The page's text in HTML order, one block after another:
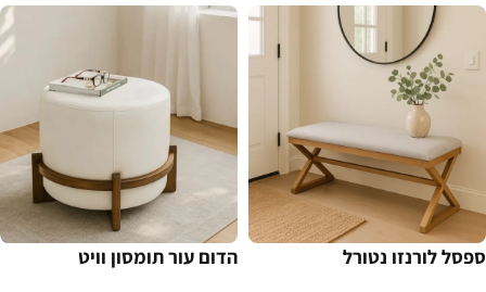
ספסל לורנזו נטורל
הדום עור תומסון וויט